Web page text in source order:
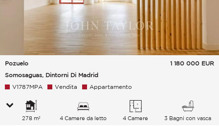
Pozuelo
Somosaguas, Dintorni Di Madrid
1 180 000 EUR
V1787MPA Vendita Appartamento
278 m² 4 Camere da letto 4 Camere 3 Bagni con vasca